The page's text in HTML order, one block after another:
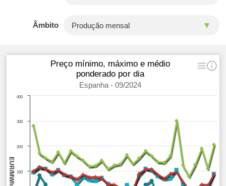
Âmbito
EUR/MWh
Preço mínimo, máximo e médio
ponderado por dia
Espanha - 09/2024
100
200
300
400